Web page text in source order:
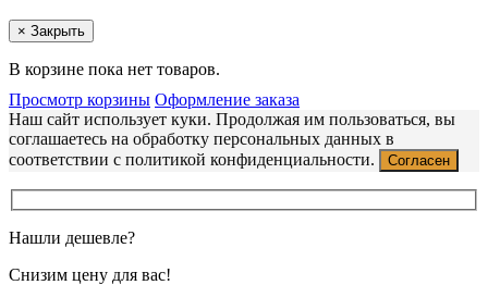
× Закрыть
В корзине пока нет товаров.
Просмотр корзины Оформление заказа
Наш сайт использует куки. Продолжая им пользоваться, вы
соглашаетесь на обработку персональных данных в
соответствии с политикой конфиденциальности.
Согласен
Нашли дешевле?
Снизим цену для вас!